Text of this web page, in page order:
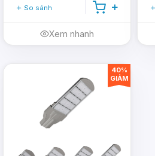
So sánh
Xem nhanh
40%
GIẢM